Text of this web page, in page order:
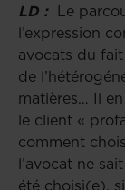
LD : Le
l’expression
avocats du
de
matières… Il
le client «
comment
l’avocat ne
été choisi(e),